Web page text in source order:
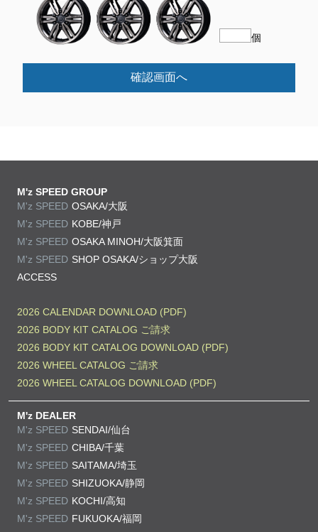
個
確認画面へ
M'z SPEED GROUP
M'z SPEED OSAKA/大阪
M'z SPEED KOBE/神戸
M'z SPEED OSAKA MINOH/大阪箕面
M'z SPEED SHOP OSAKA/ショップ大阪
ACCESS
2026 CALENDAR DOWNLOAD (PDF)
2026 BODY KIT CATALOG ご請求
2026 BODY KIT CATALOG DOWNLOAD (PDF)
2026 WHEEL CATALOG ご請求
2026 WHEEL CATALOG DOWNLOAD (PDF)
M'z DEALER
M'z SPEED SENDAI/仙台
M'z SPEED CHIBA/千葉
M'z SPEED SAITAMA/埼玉
M'z SPEED SHIZUOKA/静岡
M'z SPEED KOCHI/高知
M'z SPEED FUKUOKA/福岡